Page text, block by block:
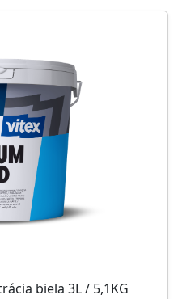
biela 3L / 5,1KG